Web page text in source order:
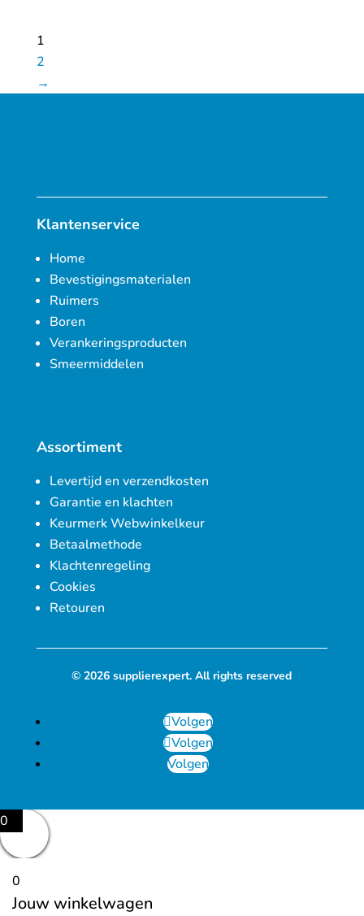
1
2
→
Klantenservice
Home
Bevestigingsmaterialen
Ruimers
Boren
Verankeringsproducten
Smeermiddelen
Assortiment
Levertijd en verzendkosten
Garantie en klachten
Keurmerk Webwinkelkeur
Betaalmethode
Klachtenregeling
Cookies
Retouren
© 2026 supplierexpert. All rights reserved
Volgen
Volgen
Volgen
0
0
Jouw winkelwagen